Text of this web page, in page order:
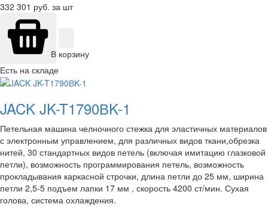
332 301 руб. за шт
В корзину
Есть на складе
JACK JK-T1790ВK-1
Петельная машина челночного стежка для эластичных материалов
с электронным управлением, для различных видов ткани,обрезка
нитей, 30 стандартных видов петель (включая имитацию глазковой
петли), возможность программирования петель, возможность
прокладывания каркасной строчки, длина петли до 25 мм, ширина
петли 2,5-5 подъем лапки 17 мм , скорость 4200 ст/мин. Сухая
голова, система охлаждения.